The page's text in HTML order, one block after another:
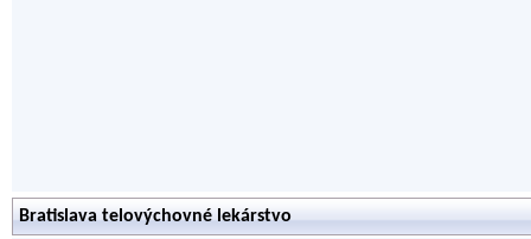
Bratislava telovýchovné lekárstvo